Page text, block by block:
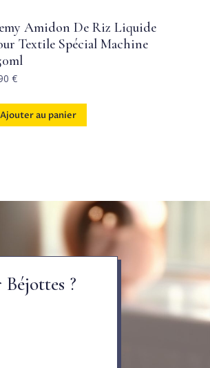
Amidon De Riz Liquide
Textile Spécial Machine
€
Ajouter au panier
?